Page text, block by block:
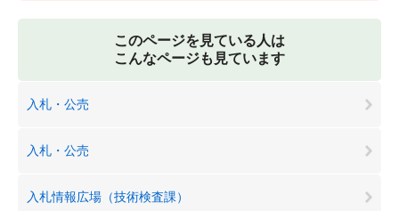
このページを見ている人は
こんなページも見ています
入札・公売
入札・公売
入札情報広場（技術検査課）